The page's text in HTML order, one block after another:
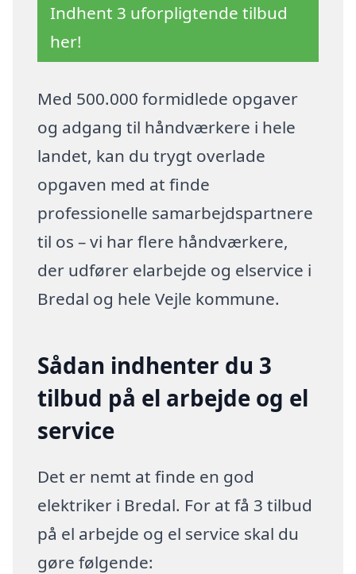
Indhent 3 uforpligtende tilbud
her!
Med 500.000 formidlede opgaver
og adgang til håndværkere i hele
landet, kan du trygt overlade
opgaven med at finde
professionelle samarbejdspartnere
til os – vi har flere håndværkere,
der udfører elarbejde og elservice i
Bredal og hele Vejle kommune.
Sådan indhenter du 3
tilbud på el arbejde og el
service
Det er nemt at finde en god
elektriker i Bredal. For at få 3 tilbud
på el arbejde og el service skal du
gøre følgende: